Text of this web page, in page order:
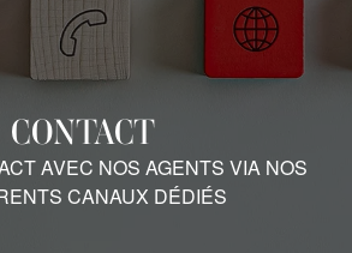
CONTACT
AVEC NOS AGENTS VIA NOS
CANAUX DÉDIÉS